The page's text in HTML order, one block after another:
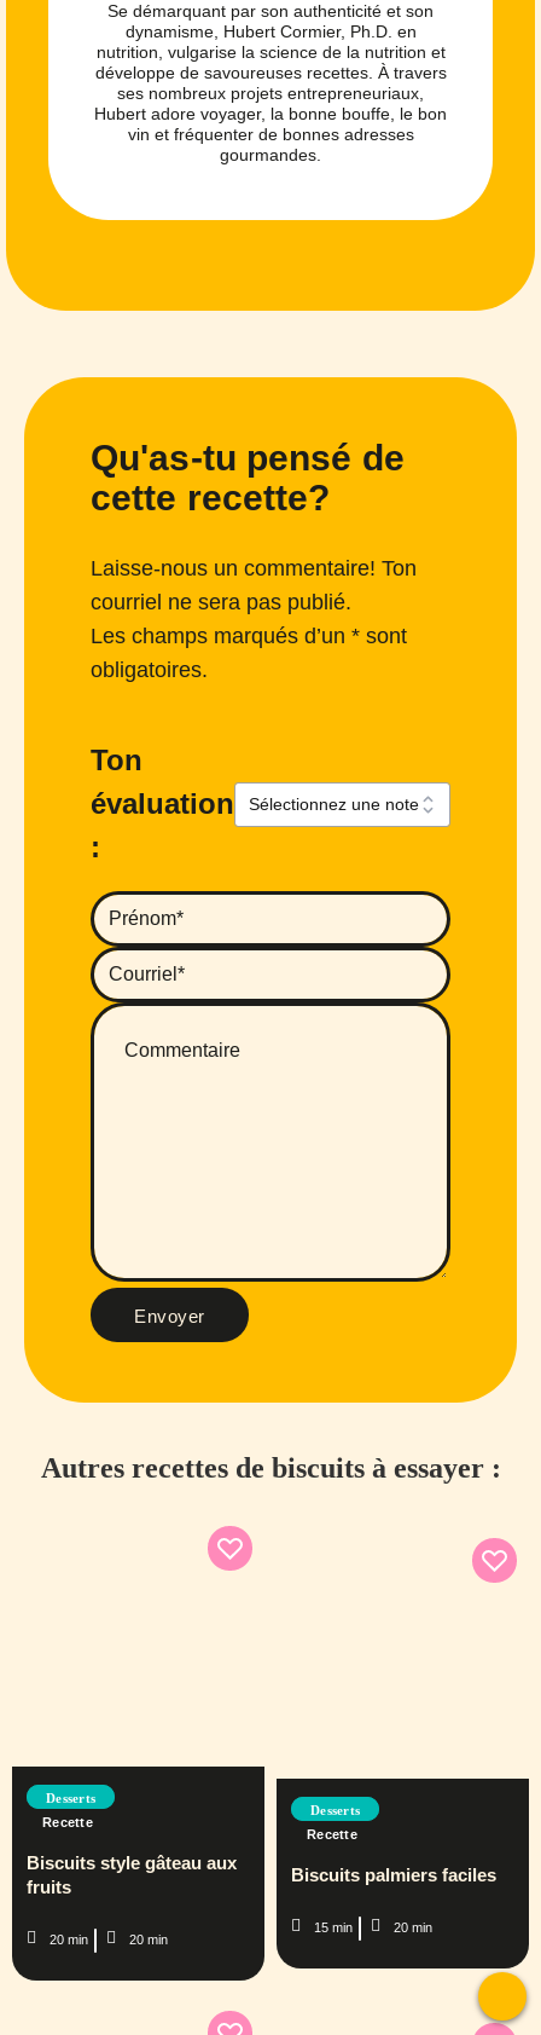
Se démarquant par son authenticité et son
dynamisme, Hubert Cormier, Ph.D. en
nutrition, vulgarise la science de la nutrition et
développe de savoureuses recettes. À travers
ses nombreux projets entrepreneuriaux,
Hubert adore voyager, la bonne bouffe, le bon
vin et fréquenter de bonnes adresses
gourmandes.
Qu'as-tu pensé de
cette recette?
Laisse-nous un commentaire! Ton
courriel ne sera pas publié.
Les champs marqués d’un * sont
obligatoires.
Ton
évaluation
:
Envoyer
Autres recettes de biscuits à essayer :
Desserts
Recette
Biscuits style gâteau aux
fruits
20 min 20 min
Desserts
Recette
Biscuits palmiers faciles
15 min 20 min